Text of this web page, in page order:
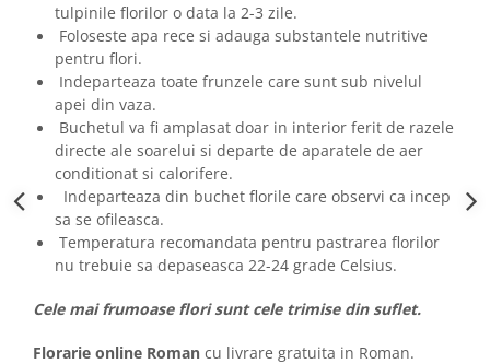
tulpinile florilor o data la 2-3 zile.
Foloseste apa rece si adauga substantele nutritive
pentru flori.
Indeparteaza toate frunzele care sunt sub nivelul
apei din vaza.
Buchetul va fi amplasat doar in interior ferit de razele
directe ale soarelui si departe de aparatele de aer
conditionat si calorifere.
Indeparteaza din buchet florile care observi ca incep
sa se ofileasca.
Temperatura recomandata pentru pastrarea florilor
nu trebuie sa depaseasca 22-24 grade Celsius.
Cele mai frumoase flori sunt cele trimise din suflet.
Florarie online Roman cu livrare gratuita in Roman.